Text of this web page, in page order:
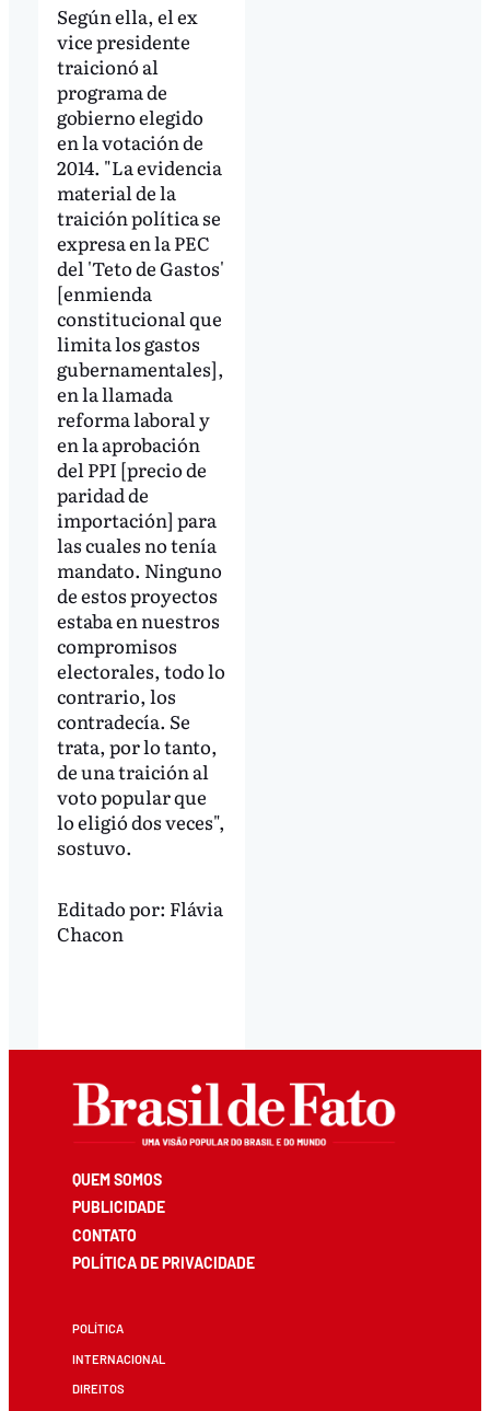
Según ella, el ex
vice presidente
traicionó al
programa de
gobierno elegido
en la votación de
2014. "La evidencia
material de la
traición política se
expresa en la PEC
del 'Teto de Gastos'
[enmienda
constitucional que
limita los gastos
gubernamentales],
en la llamada
reforma laboral y
en la aprobación
del PPI [precio de
paridad de
importación] para
las cuales no tenía
mandato. Ninguno
de estos proyectos
estaba en nuestros
compromisos
electorales, todo lo
contrario, los
contradecía. Se
trata, por lo tanto,
de una traición al
voto popular que
lo eligió dos veces",
sostuvo.
Editado por: Flávia
Chacon
QUEM SOMOS
PUBLICIDADE
CONTATO
POLÍTICA DE PRIVACIDADE
POLÍTICA
INTERNACIONAL
DIREITOS